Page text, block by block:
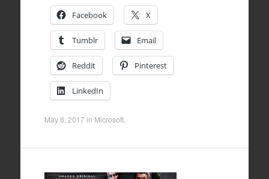
Facebook X
Tumblr Email
Reddit Pinterest
LinkedIn
May 8, 2017 in Microsoft.